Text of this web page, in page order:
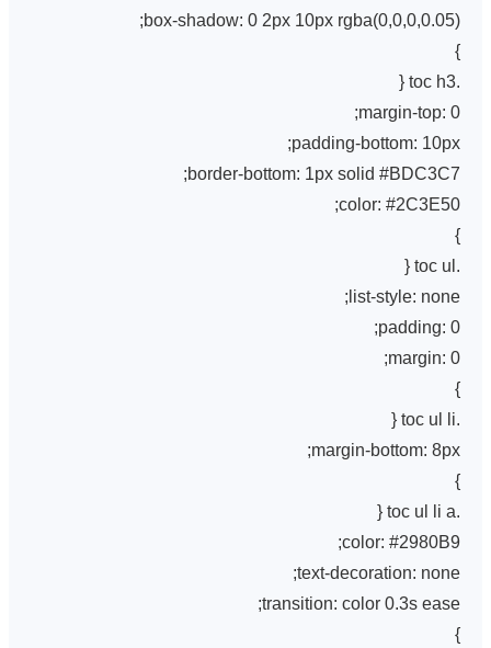
box-shadow: 0 2px 10px rgba(0,0,0,0.05);
}
.toc h3 {
margin-top: 0;
padding-bottom: 10px;
border-bottom: 1px solid #BDC3C7;
color: #2C3E50;
}
.toc ul {
list-style: none;
padding: 0;
margin: 0;
}
.toc ul li {
margin-bottom: 8px;
}
.toc ul li a {
color: #2980B9;
text-decoration: none;
transition: color 0.3s ease;
}